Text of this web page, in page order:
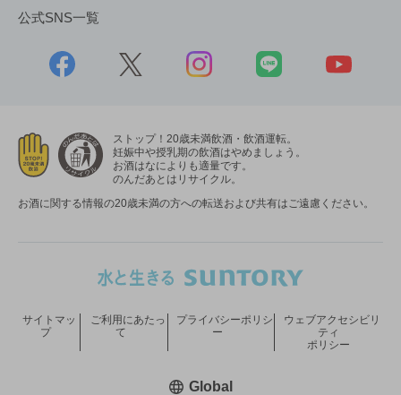
公式SNS一覧
ストップ！20歳未満飲酒・飲酒運転。
妊娠中や授乳期の飲酒はやめましょう。
お酒はなによりも適量です。
のんだあとはリサイクル。
お酒に関する情報の20歳未満の方への転送および共有はご遠慮ください。
サイトマッ
プ
ご利用にあたっ
て
プライバシーポリシ
ー
ウェブアクセシビリ
ティ
ポリシー
Global新しいウィンドウで開く